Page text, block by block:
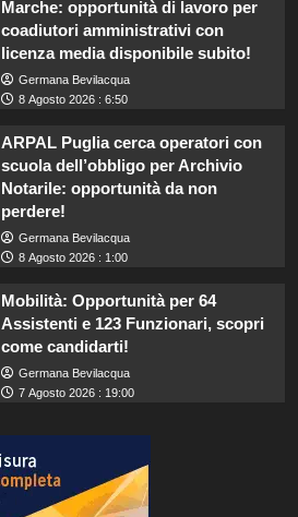
Marche: opportunità di lavoro per
coadiutori amministrativi con
licenza media disponibile subito!
Germana Bevilacqua
8 Agosto 2026 : 6:50
ARPAL Puglia cerca operatori con
scuola dell’obbligo per Archivio
Notarile: opportunità da non
perdere!
Germana Bevilacqua
8 Agosto 2026 : 1:00
Mobilità: Opportunità per 64
Assistenti e 123 Funzionari, scopri
come candidarti!
Germana Bevilacqua
7 Agosto 2026 : 19:00